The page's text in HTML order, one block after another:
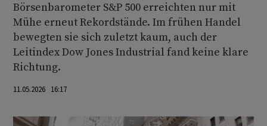
Börsenbarometer S&P 500 erreichten nur mit
Mühe erneut Rekordstände. Im frühen Handel
bewegten sie sich zuletzt kaum, auch der
Leitindex Dow Jones Industrial fand keine klare
Richtung.
11.05.2026 16:17